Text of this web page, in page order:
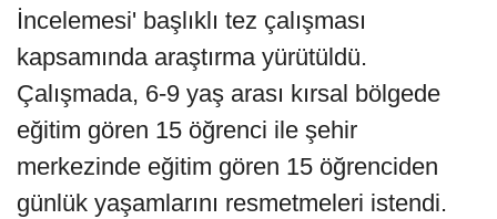
İncelemesi' başlıklı tez çalışması
kapsamında araştırma yürütüldü.
Çalışmada, 6-9 yaş arası kırsal bölgede
eğitim gören 15 öğrenci ile şehir
merkezinde eğitim gören 15 öğrenciden
günlük yaşamlarını resmetmeleri istendi.